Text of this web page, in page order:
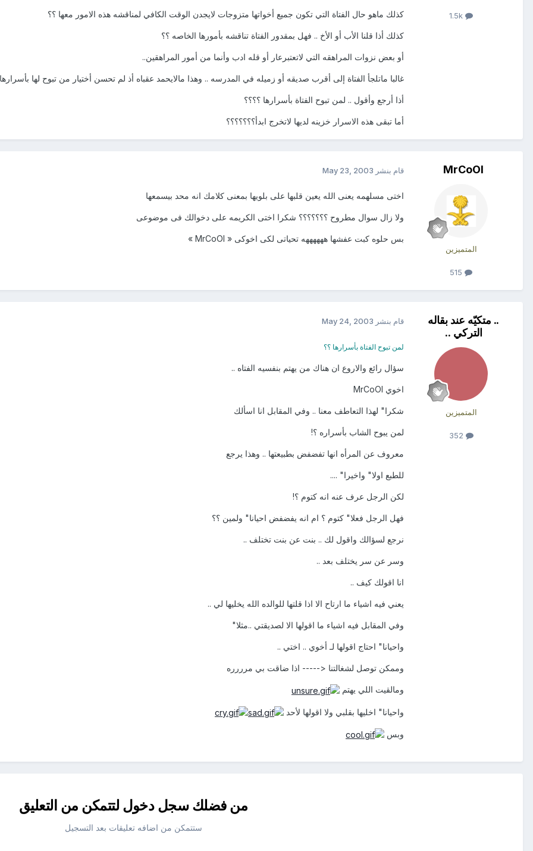
كذلك ماهو حال الفتاة التي تكون جميع أخواتها متزوجات لايجدن الوقت الكافي لمناقشه هذه الامور معها ؟؟
كذلك أذا قلنا الأب أو الأخ .. فهل بمقدور الفتاة تناقشه بأمورها الخاصه ؟؟
أو بعض نزوات المراهقه التي لاتعتبرعار أو قله ادب وأنما من أمور المراهقين..
غالبا ماتلجأ الفتاة إلى أقرب صديقه أو زميله في المدرسه .. وهذا مالايحمد عقباه أذ لم تحسن أختيار من تبوح لها
أذا أرجع وأقول .. لمن تبوح الفتاة بأسرارها ؟؟؟؟
أما تبقى هذه الاسرار خزينه لديها لاتخرج ابدأ؟؟؟؟؟؟؟
MrCoOl
المتميزين
قام بنشر May 23, 2003
اختى مسلهمه يعنى الله يعين قلبها على بلويها بمعنى كلامك انه محد بيسمعها
ولا زال سوال مطروح ؟؟؟؟؟؟؟ شكرا اختى الكريمه على دخوالك فى موضوعى
بس حلوه كبت عفشها ههههههه تحياتى لكى اخوكى « MrCoOl »
.. متكيّه عند بقاله
التركي ..
المتميزين
قام بنشر May 24, 2003
لمن تبوح الفتاة بأسرارها ؟؟
سؤال رائع والاروع ان هناك من يهتم بنفسيه الفتاه ..
اخوي MrCoOl
شكرا" لهذا التعاطف معنا .. وفي المقابل انا اسألك
لمن يبوح الشاب بأسراره ؟!
معروف عن المرأه انها تفضفض بطبيعتها .. وهذا يرجع
للطبع اولا" واخيرا" ....
لكن الرجل عرف عنه انه كتوم ؟!
فهل الرجل فعلا" كتوم ؟ ام انه يفضفض احيانا" ولمين ؟؟
نرجع لسؤالك واقول لك .. بنت عن بنت تختلف ..
وسر عن سر يختلف بعد ..
انا اقولك كيف ..
يعني فيه اشياء ما ارتاح الا اذا قلتها للوالده الله يخليها لي ..
وفي المقابل فيه اشياء ما اقولها الا لصديقتي ..مثلا"
واحيانا" احتاج اقولها لـ أخوي .. اختي ..
وممكن توصل لشغالتنا <----- اذا ضاقت بي مرررره
ومالقيت اللي يهتم
واحيانا" اخليها بقلبي ولا اقولها لأحد
وبس
من فضلك سجل دخول لتتمكن من التعليق
ستتمكن من اضافه تعليقات بعد التسجيل